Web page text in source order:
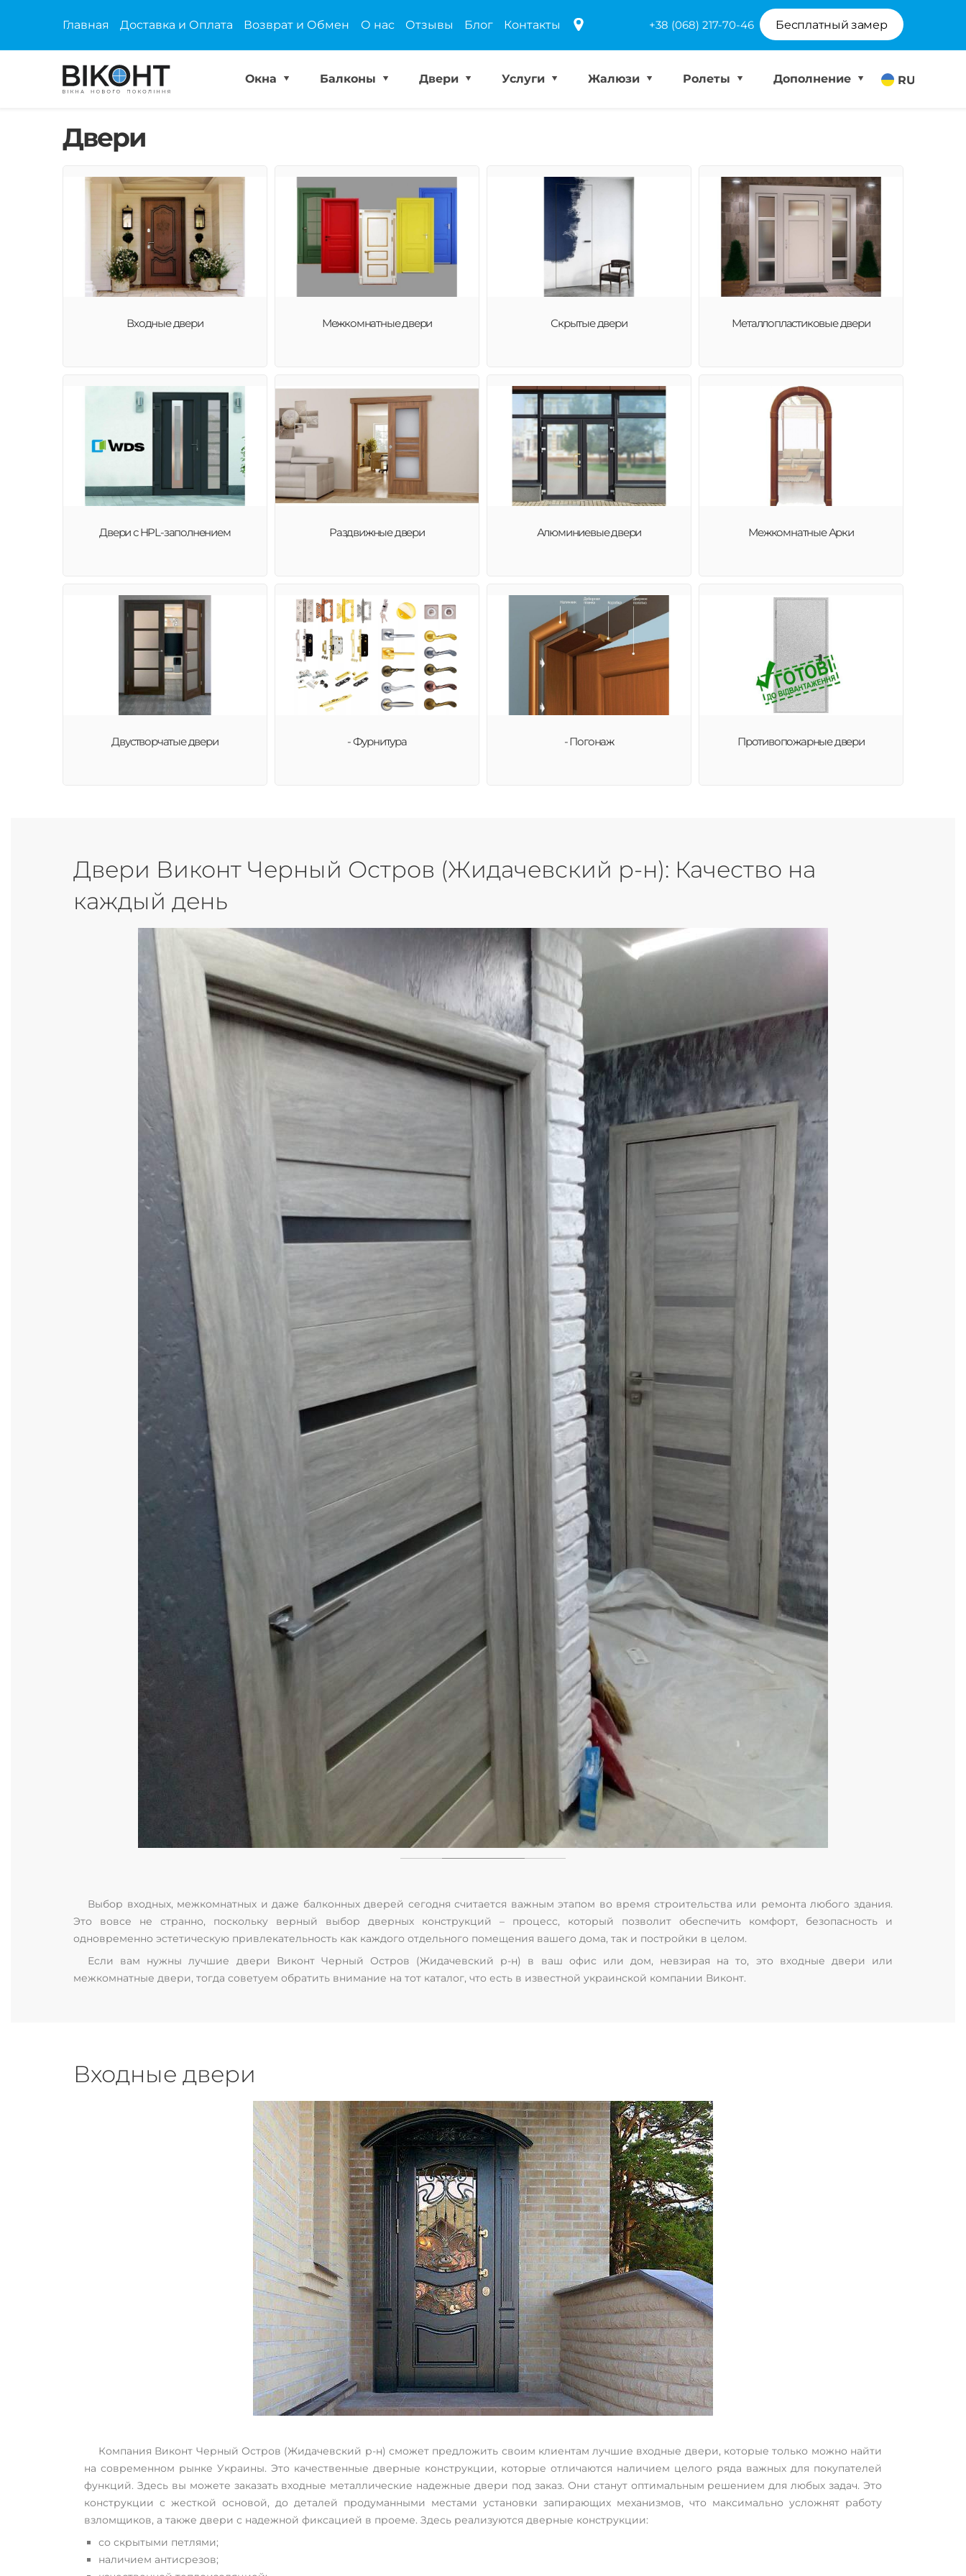
Главная Доставка и Оплата Возврат и Обмен О нас Отзывы Блог Контакты +38 (068) 217-70-46 Бесплатный замер
RU
Окна Балконы Двери Услуги Жалюзи Ролеты Дополнение
Двери
Входные двери Межкомнатные двери Скрытые двери Металлопластиковые двери
Двери с HPL-заполнением Раздвижные двери Алюминиевые двери Межкомнатные Арки
Двустворчатые двери - Фурнитура - Погонаж Противопожарные двери
Двери Виконт Черный Остров (Жидачевский р-н): Качество на
каждый день
Выбор входных, межкомнатных и даже балконных дверей сегодня считается важным этапом во время строительства или ремонта любого здания.
Это вовсе не странно, поскольку верный выбор дверных конструкций – процесс, который позволит обеспечить комфорт, безопасность и
одновременно эстетическую привлекательность как каждого отдельного помещения вашего дома, так и постройки в целом.
Если вам нужны лучшие двери Виконт Черный Остров (Жидачевский р-н) в ваш офис или дом, невзирая на то, это входные двери или
межкомнатные двери, тогда советуем обратить внимание на тот каталог, что есть в известной украинской компании Виконт.
Входные двери
Компания Виконт Черный Остров (Жидачевский р-н) сможет предложить своим клиентам лучшие входные двери, которые только можно найти
на современном рынке Украины. Это качественные дверные конструкции, которые отличаются наличием целого ряда важных для покупателей
функций. Здесь вы можете заказать входные металлические надежные двери под заказ. Они станут оптимальным решением для любых задач. Это
конструкции с жесткой основой, до деталей продуманными местами установки запирающих механизмов, что максимально усложнят работу
взломщиков, а также двери с надежной фиксацией в проеме. Здесь реализуются дверные конструкции:
со скрытыми петлями;
наличием антисрезов;